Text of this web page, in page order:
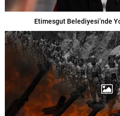
Etimesgut Belediyesi’nde